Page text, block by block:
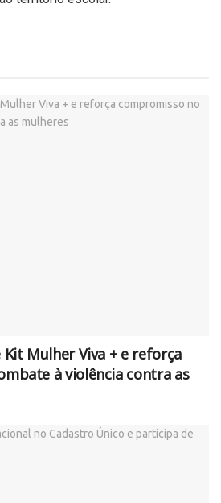
Kit Mulher Viva + e reforça
à violência contra as